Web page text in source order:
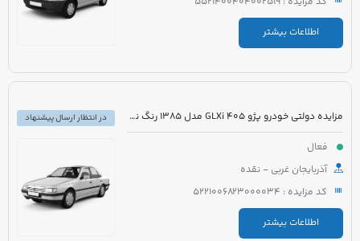
اطلاعات بیشتر
مزایده دولتی خودرو پژو 405 GLXi مدل 1385 رنگ نقره ای
فعال
آذربایجان غربی - نقده
کد مزایده : 5221006823000034
اطلاعات بیشتر
در انتظار ارسال پیشنهاد